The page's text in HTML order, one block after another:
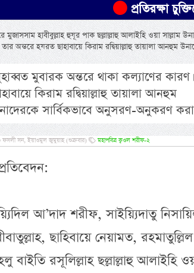
প্রতিরক্ষা চুক্তিতে
হাবীবুল্লাহ হুযূর পাক ছল্লাল্লাহু আলাইহি ওয়া সাল্লাম
অন্তরে হযরত ছাহাবায়ে কিরাম রদ্বিয়াল্লাহু তায়ালা আনহুম
মুবারক অন্তরে থাকা কল্যাণের কারণ।
কিরাম রদ্বিয়াল্লাহু তায়ালা আনহুম
সার্বিকভাবে অনুসরণ-অনুকরণ করা।
সন, ইয়াওমুল জুমুয়াহ (শুক্রবার) মহাপবিত্র ক্বওল শরীফ-২
আ’দাদ শরীফ, সাইয়্যিদাতু
ছাহিবায়ে নেয়ামত, রহমাতুল্লিল
রসূলিল্লাহ ছল্লাল্লাহু আলাইহি